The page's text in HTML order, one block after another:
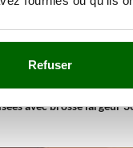
Refuser
largeur
avec brosse largeur